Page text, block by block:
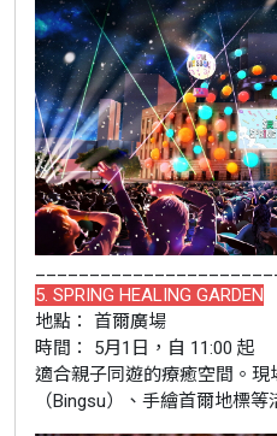
5. SPRING HEALING GARDEN
地點： 首爾廣場
時間： 5月1日，自 11:00 起
適合親子同遊的療癒空間。現
（Bingsu）、手繪首爾地標等